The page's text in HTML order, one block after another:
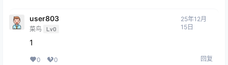
user803
菜鸟 Lv0
25年12月
15日
1
0 0 回复